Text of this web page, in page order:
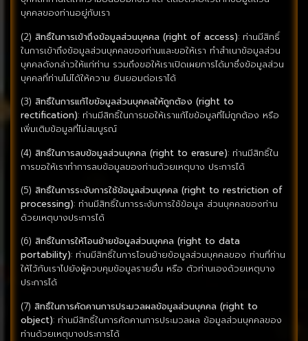
บุคคลของท่านอยู่กับเรา
(2) สิทธิ์ในการเข้าถึงข้อมูลส่วนบุคคล (right of access): ท่านมีสิทธิ์
ในการเข้าถึงข้อมูลส่วนบุคคลของท่านและขอให้เรา ทำสำเนาข้อมูลส่วน
บุคคลดังกล่าวให้แก่ท่าน รวมถึงขอให้เราเปิดเผยการได้มาซึ่งข้อมูลส่วน
บุคคลที่ท่านไม่ได้ให้ความ ยินยอมต่อเราได้
(3) สิทธิ์ในการแก้ไขข้อมูลส่วนบุคคลให้ถูกต้อง (right to
rectification): ท่านมีสิทธิ์ในการขอให้เราแก้ไขข้อมูลที่ไม่ถูกต้อง หรือ
เพิ่มเติมข้อมูลที่ไม่สมบูรณ์
(4) สิทธิ์ในการลบข้อมูลส่วนบุคคล (right to erasure): ท่านมีสิทธิ์ใน
การขอให้เราทำการลบข้อมูลของท่านด้วยเหตุบาง ประการได้
(5) สิทธิ์ในการระงับการใช้ข้อมูลส่วนบุคคล (right to restriction of
processing): ท่านมีสิทธิ์ในการระงับการใช้ข้อมูล ส่วนบุคคลของท่าน
ด้วยเหตุบางประการได้
(6) สิทธิ์ในการให้โอนย้ายข้อมูลส่วนบุคคล (right to data
portability): ท่านมีสิทธิ์ในการโอนย้ายข้อมูลส่วนบุคคลของ ท่านที่ท่าน
ให้ไว้กับเราไปยังผู้ควบคุมข้อมูลรายอื่น หรือ ตัวท่านเองด้วยเหตุบาง
ประการได้
(7) สิทธิ์ในการคัดคานการประมวลผลข้อมูลส่วนบุคคล (right to
object): ท่านมีสิทธิ์ในการคัดคานการประมวลผล ข้อมูลส่วนบุคคลของ
ท่านด้วยเหตุบางประการได้